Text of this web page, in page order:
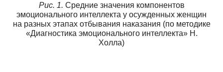
Рис. 1. Средние значения компонентов
эмоционального интеллекта у осужденных женщин
на разных этапах отбывания наказания (по методике
«Диагностика эмоционального интеллекта» Н.
Холла)